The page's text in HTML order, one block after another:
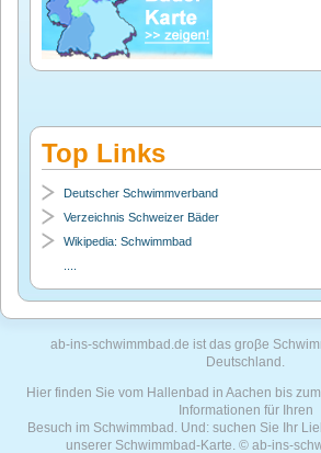
Top Links
Deutscher Schwimmverband
Verzeichnis Schweizer Bäder
Wikipedia: Schwimmbad
ab-ins-schwimmbad.de ist das groβe
Deutschland.
Hier finden Sie vom Hallenbad in Aachen bis
Informationen für Ihren
Besuch im Schwimmbad. Und: suchen Sie Ihr
unserer Schwimmbad-Karte. © ab-ins-